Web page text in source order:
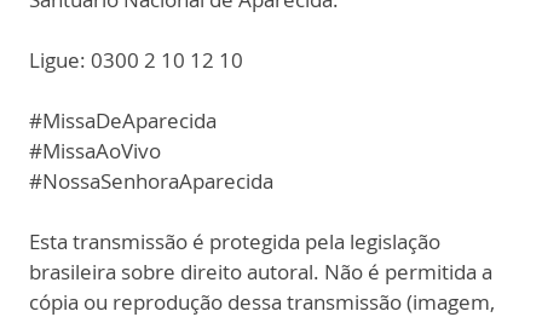
Ligue: 0300 2 10 12 10
#MissaDeAparecida
#MissaAoVivo
#NossaSenhoraAparecida
Esta transmissão é protegida pela legislação
brasileira sobre direito autoral. Não é permitida a
cópia ou reprodução dessa transmissão (imagem,